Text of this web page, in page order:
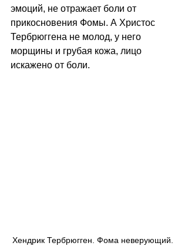
эмоций, не отражает боли от
прикосновения Фомы. А Христос
Тербрюггена не молод, у него
морщины и грубая кожа, лицо
искажено от боли.
Хендрик Тербрюгген. Фома неверующий.